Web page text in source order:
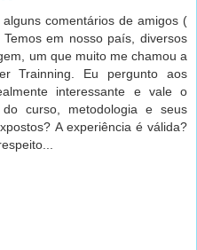
comentários de amigos (
em nosso país, diversos
um que muito me chamou a
Trainning. Eu pergunto aos
interessante e vale o
do curso, metodologia e seus
A experiência é válida?